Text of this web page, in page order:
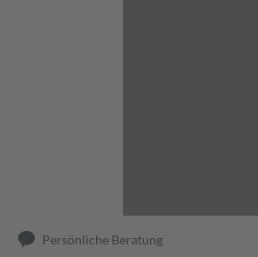
Persönliche Beratung